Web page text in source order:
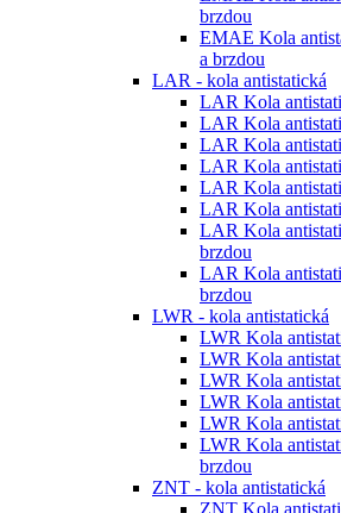
brzdou
EMAE Kola
a brzdou
LAR - kola antistatická
LAR Kola
LAR Kola
LAR Kola
LAR Kola
LAR Kola
LAR Kola
LAR Kola
brzdou
LAR Kola
brzdou
LWR - kola antistatická
LWR Kola
LWR Kola
LWR Kola
LWR Kola
LWR Kola
LWR Kola
brzdou
ZNT - kola antistatická
ZNT Kola